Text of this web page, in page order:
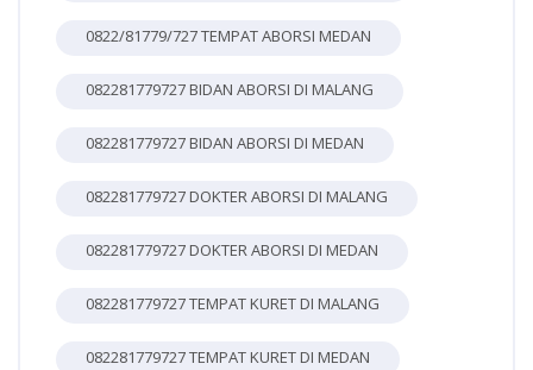
0822/81779/727 TEMPAT ABORSI MEDAN
082281779727 BIDAN ABORSI DI MALANG
082281779727 BIDAN ABORSI DI MEDAN
082281779727 DOKTER ABORSI DI MALANG
082281779727 DOKTER ABORSI DI MEDAN
082281779727 TEMPAT KURET DI MALANG
082281779727 TEMPAT KURET DI MEDAN